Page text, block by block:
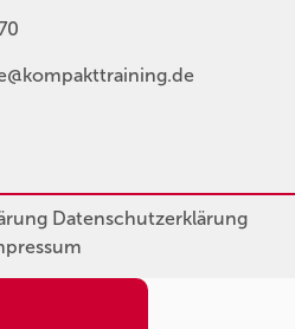
Datenschutzerklärung